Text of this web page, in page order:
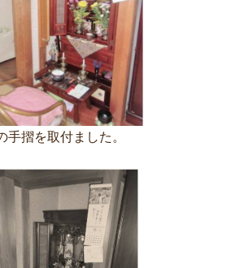
手摺を取付ました。